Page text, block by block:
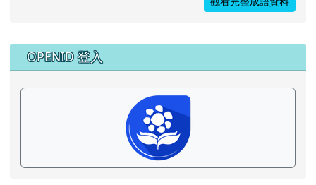
右邊區域內容
OPENID 登入